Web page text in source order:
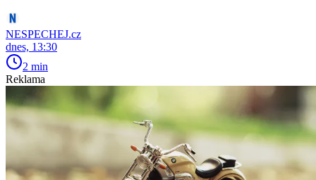
NESPECHEJ.cz
dnes, 13:30
2 min
Reklama